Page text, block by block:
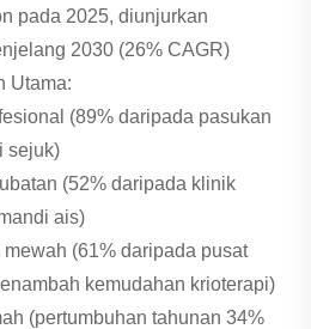
pada 2025, diunjurkan
2030 (26% CAGR)
Utama:
(89% daripada pasukan
sejuk)
(52% daripada klinik
ais)
(61% daripada pusat
kemudahan krioterapi)
(pertumbuhan tahunan 34%